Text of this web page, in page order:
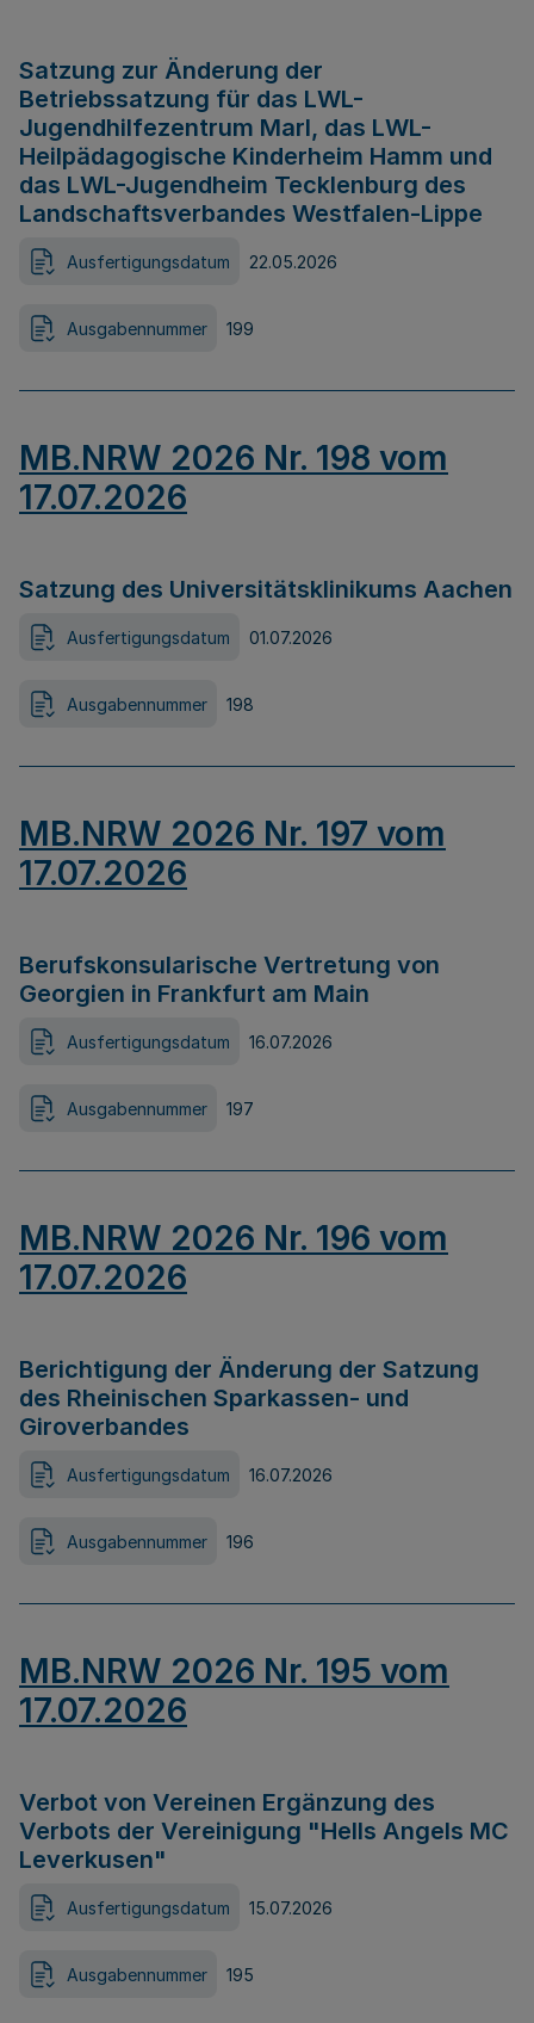
Satzung zur Änderung der
Betriebssatzung für das LWL-
Jugendhilfezentrum Marl, das LWL-
Heilpädagogische Kinderheim Hamm und
das LWL-Jugendheim Tecklenburg des
Landschaftsverbandes Westfalen-Lippe
Ausfertigungsdatum 22.05.2026
Ausgabennummer 199
MB.NRW 2026 Nr. 198 vom
17.07.2026
Satzung des Universitätsklinikums Aachen
Ausfertigungsdatum 01.07.2026
Ausgabennummer 198
MB.NRW 2026 Nr. 197 vom
17.07.2026
Berufskonsularische Vertretung von
Georgien in Frankfurt am Main
Ausfertigungsdatum 16.07.2026
Ausgabennummer 197
MB.NRW 2026 Nr. 196 vom
17.07.2026
Berichtigung der Änderung der Satzung
des Rheinischen Sparkassen- und
Giroverbandes
Ausfertigungsdatum 16.07.2026
Ausgabennummer 196
MB.NRW 2026 Nr. 195 vom
17.07.2026
Verbot von Vereinen Ergänzung des
Verbots der Vereinigung "Hells Angels MC
Leverkusen"
Ausfertigungsdatum 15.07.2026
Ausgabennummer 195